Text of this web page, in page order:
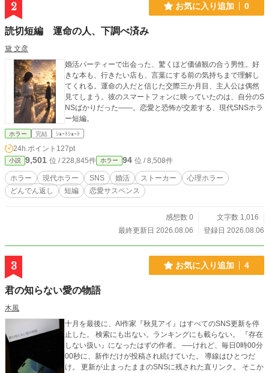
2 お気に入り追加 0
読切短編 運命の人、下調べ済み
黛 文彦
婚活パーティーで出会った、驚くほど価値観の合う男性。好
きな本も、行きたい店も、言葉にする前の気持ちまで理解し
てくれる。運命の人だと信じた交際三か月目、主人公は偶然
見てしまう。彼のスマートフォンに映っていたのは、自分のS
NSばかりだった――。恋愛と恐怖が交差する、現代SNSホラ
ー短編。
ホラー 完結 ｼｮｰﾄｼｮｰﾄ
24h.ポイント 127pt
小説 9,501 位 / 228,845件 ホラー 94 位 / 8,508件
ホラー 現代ホラー SNS 婚活 ストーカー
心理ホラー
どんでん返し
短編 恋愛サスペンス
感想数 0
文字数 1,016
最終更新日 2026.08.06
登録日 2026.08.06
3 お気に入り追加 4
君の知らない愛の物語
木風
十月を最後に、AI作家『秋見アイ』はすべてのSNS更新を停
止した。 検索にも出ない。ランキングにも載らない。 『存在
しない扱い』になったはずの作者。 ──けれど、毎日0時00分
00秒に、新作だけが投稿され続けていた。 導線はひとつだ
け。 更新が止まったままのSNSに残された直リンク。 そこか